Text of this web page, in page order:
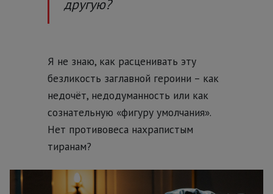
другую?
Я не знаю, как расценивать эту
безликость заглавной героини – как
недочёт, недодуманность или как
сознательную «фигуру умолчания».
Нет противовеса нахрапистым
тиранам?